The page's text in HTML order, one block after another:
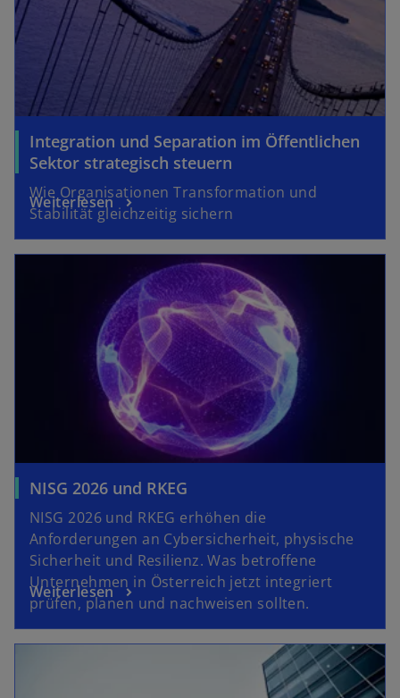
Integration und Separation im Öffentlichen
Sektor strategisch steuern
Wie Organisationen Transformation und
Stabilität gleichzeitig sichern
Weiterlesen
NISG 2026 und RKEG
NISG 2026 und RKEG erhöhen die
Anforderungen an Cybersicherheit, physische
Sicherheit und Resilienz. Was betroffene
Unternehmen in Österreich jetzt integriert
prüfen, planen und nachweisen sollten.
Weiterlesen